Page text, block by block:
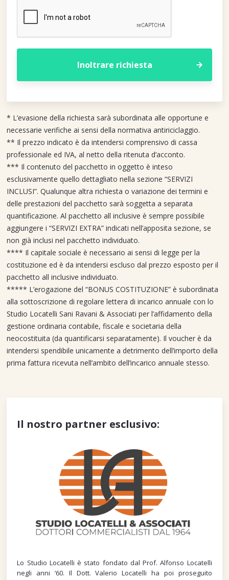
* L’evasione della richiesta sarà subordinata alle opportune e
necessarie verifiche ai sensi della normativa antiriciclaggio.
** Il prezzo indicato è da intendersi comprensivo di cassa
professionale ed IVA, al netto della ritenuta d’acconto.
*** Il contenuto del pacchetto in oggetto è inteso
esclusivamente quello dettagliato nella sezione “SERVIZI
INCLUSI”. Qualunque altra richiesta o variazione dei termini e
delle prestazioni del pacchetto sarà soggetta a separata
quantificazione. Al pacchetto all inclusive è sempre possibile
aggiungere i “SERVIZI EXTRA” indicati nell’apposita sezione, se
non già inclusi nel pacchetto individuato.
**** Il capitale sociale è necessario ai sensi di legge per la
costituzione ed è da intendersi escluso dal prezzo esposto per il
pacchetto all inclusive individuato.
***** L’erogazione del “BONUS COSTITUZIONE” è subordinata
alla sottoscrizione di regolare lettera di incarico annuale con lo
Studio Locatelli Sani Ravani & Associati per l’affidamento della
gestione ordinaria contabile, fiscale e societaria della
neocostituita (da quantificarsi separatamente). Il voucher è da
intendersi spendibile unicamente a detrimento dell’importo della
prima fattura ricevuta nell’ambito dell’incarico annuale stesso.
Il nostro partner esclusivo:
Lo Studio Locatelli è stato fondato dal Prof. Alfonso Locatelli
negli anni ‘60. Il Dott. Valerio Locatelli ha poi proseguito